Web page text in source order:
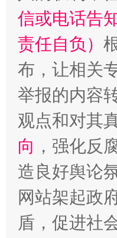
信或电话告
责任自负）
布，让相关
举报的内容
观点和对其
向 ，强化反
造良好舆论
网站架起政
盾，促进社